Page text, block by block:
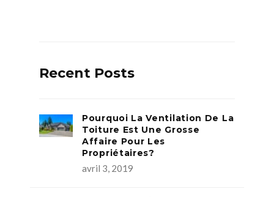
Recent Posts
Pourquoi La Ventilation De La
Toiture Est Une Grosse
Affaire Pour Les
Propriétaires?
avril 3, 2019